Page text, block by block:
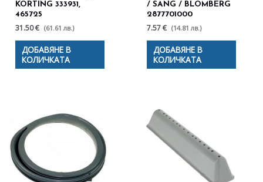
KORTING 333931,
465725
31.50 € (61.61 лв.)
ДОБАВЯНЕ В
КОЛИЧКАТА
/ SANG / BLOMBERG
2877701000
7.57 € (14.81 лв.)
ДОБАВЯНЕ В
КОЛИЧКАТА